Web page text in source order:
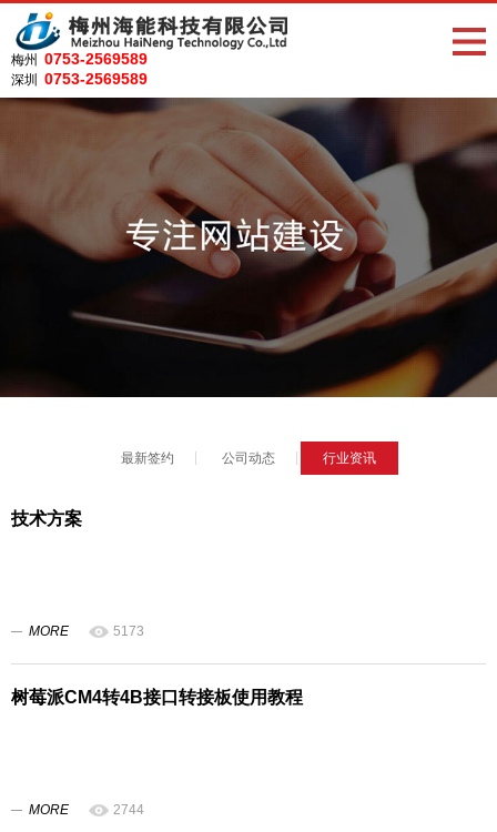
梅州 0753-2569589
深圳 0753-2569589
最新签约 公司动态 行业资讯
技术方案
MORE 5173
树莓派CM4转4B接口转接板使用教程
MORE 2744